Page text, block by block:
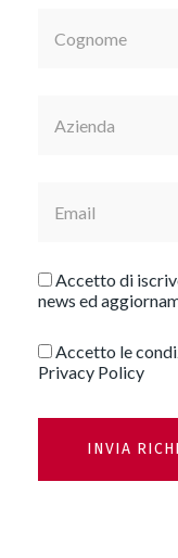
Accetto di
news ed
Accetto le
Privacy Policy